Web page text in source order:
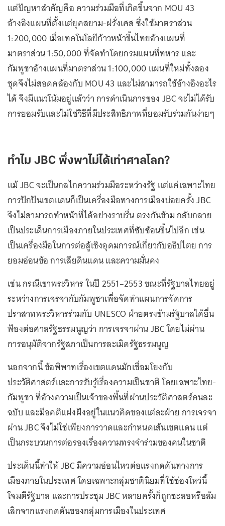
แต่ปัญหาสำคัญคือ ความร่วมมือที่เกิดขึ้นจาก MOU 43
อ้างอิงแผนที่ตั้งแต่ยุคสยาม-ฝรั่งเศส ซึ่งใช้มาตราส่วน
1:200,000 เมื่อเทคโนโลยีก้าวหน้าขึ้นไทยอ้างแผนที่
มาตราส่วน 1:50,000 ที่จัดทำโดยกรมแผนที่ทหาร และ
กัมพูชาอ้างแผนที่มาตราส่วน 1:100,000 แผนที่ใหม่ทั้งสอง
ชุดจึงไม่สอดคล้องกับ MOU 43 และไม่สามารถใช้อ้างอิงอะไร
ได้ จึงมีแนวโน้มอยู่แล้วว่า การดำเนินการของ JBC จะไม่ได้รับ
การยอมรับและไม่ใช่วิธีที่มีประสิทธิภาพที่ยอมรับร่วมกันง่ายๆ
ทำไม JBC พึ่งพาไม่ได้เท่าศาลโลก?
แม้ JBC จะเป็นกลไกความร่วมมือระหว่างรัฐ แต่แค่เฉพาะไทย
การปักปันเขตแดนก็เป็นเครื่องมือทางการเมืองบ่อยครั้ง JBC
จึงไม่สามารถทำหน้าที่ได้อย่างราบรื่น ตรงกันข้าม กลับกลาย
เป็นประเด็นการเมืองภายในประเทศที่ซับซ้อนขึ้นไปอีก เช่น
เป็นเครื่องมือในการต่อสู้เชิงอุดมการณ์เกี่ยวกับอธิปไตย การ
ยอมอ่อนข้อ การเสียดินแดน และความมั่นคง
เช่น กรณีเขาพระวิหาร ในปี 2551–2553 ขณะที่รัฐบาลไทยอยู่
ระหว่างการเจรจากับกัมพูชาเพื่อจัดทำแผนการจัดการ
ปราสาทพระวิหารร่วมกับ UNESCO ฝ่ายตรงข้ามรัฐบาลได้ยื่น
ฟ้องต่อศาลรัฐธรรมนูญว่า การเจรจาผ่าน JBC โดยไม่ผ่าน
การอนุมัติจากรัฐสภาเป็นการละเมิดรัฐธรรมนูญ
นอกจากนี้ ข้อพิพาทเรื่องเขตแดนมักเชื่อมโยงกับ
ประวัติศาสตร์และการรับรู้เรื่องความเป็นชาติ โดยเฉพาะไทย-
กัมพูชา ที่อ้างความเป็นเจ้าของพื้นที่ผ่านประวัติศาสตร์คนละ
ฉบับ และมีอคติแฝงฝังอยู่ในแนวคิดของแต่ละฝ่าย การเจรจา
ผ่าน JBC จึงไม่ใช่เพียงการวาดและกำหนดเส้นเขตแดน แต่
เป็นกระบวนการต่อรองเรื่องความทรงจำร่วมของคนในชาติ
ประเด็นนี้ทำให้ JBC มีความอ่อนไหวต่อแรงกดดันทางการ
เมืองภายในประเทศ โดยเฉพาะกลุ่มชาตินิยมที่ใช้ช่องโหว่นี้
โจมตีรัฐบาล และการประชุม JBC หลายครั้งก็ถูกชะลอหรือล้ม
เลิกจากแรงกดดันของกลุ่มการเมืองในประเทศ